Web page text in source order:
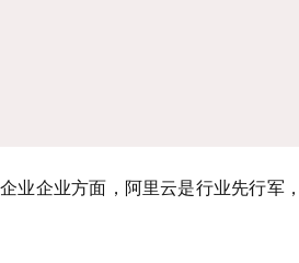
业企业方面，阿里云是行业先行军